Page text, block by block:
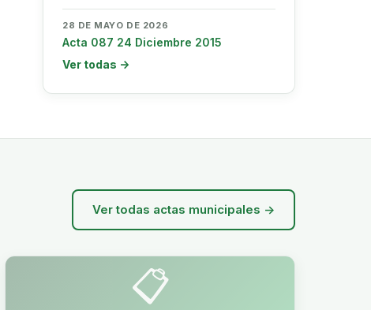
28 DE MAYO DE 2026
Acta 087 24 Diciembre 2015
Ver todas →
Ver todas actas municipales →
📋